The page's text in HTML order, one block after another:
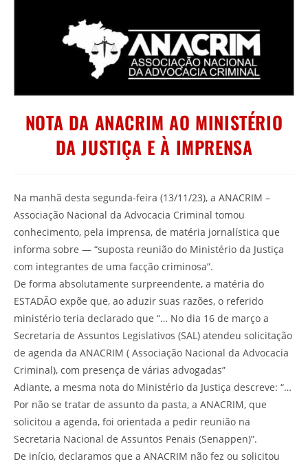
NOTA DA ANACRIM AO MINISTÉRIO
DA JUSTIÇA E À IMPRENSA
Na manhã desta segunda-feira (13/11/23), a ANACRIM –
Associação Nacional da Advocacia Criminal tomou
conhecimento, pela imprensa, de matéria jornalística que
informa sobre — “suposta reunião do Ministério da Justiça
com integrantes de uma facção criminosa”.
De forma absolutamente surpreendente, a matéria do
ESTADÃO expõe que, ao aduzir suas razões, o referido
ministério teria declarado que “… No dia 16 de março a
Secretaria de Assuntos Legislativos (SAL) atendeu solicitação
de agenda da ANACRIM ( Associação Nacional da Advocacia
Criminal), com presença de várias advogadas”
Adiante, a mesma nota do Ministério da Justiça descreve: “…
Por não se tratar de assunto da pasta, a ANACRIM, que
solicitou a agenda, foi orientada a pedir reunião na
Secretaria Nacional de Assuntos Penais (Senappen)”.
De início, declaramos que a ANACRIM não fez ou solicitou